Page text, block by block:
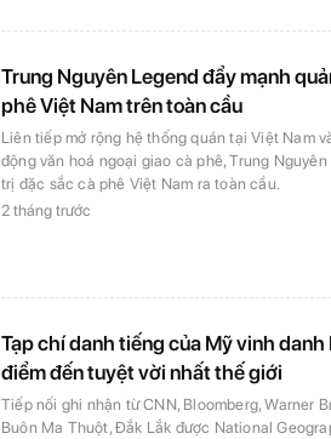
Trung Nguyên Legend đẩy mạnh
phê Việt Nam trên toàn cầu
2 tháng trước
Liên tiếp mở rộng hệ thống quán tại Việt Nam
động văn hoá ngoại giao cà phê, Trung
trị đặc sắc cà phê Việt Nam ra toàn cầu.
Tạp chí danh tiếng của Mỹ vinh danh
điểm đến tuyệt vời nhất thế giới
Tiếp nối ghi nhận từ CNN, Bloomberg, Warner
Buôn Ma Thuột, Đắk Lắk được National